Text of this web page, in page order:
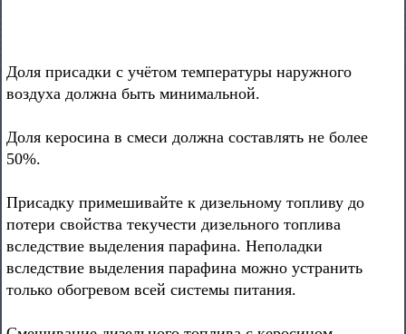
Доля присадки с учётом температуры наружного
воздуха должна быть минимальной.
Доля керосина в смеси должна составлять не более
50%.
Присадку примешивайте к дизельному топливу до
потери свойства текучести дизельного топлива
вследствие выделения парафина. Неполадки
вследствие выделения парафина можно устранить
только обогревом всей системы питания.